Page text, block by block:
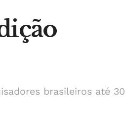
brasileiros até 30